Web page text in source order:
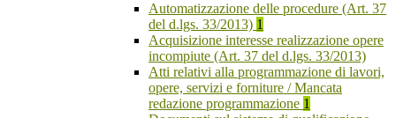
Automatizzazione delle procedure (Art. 37
del d.lgs. 33/2013) 1
Acquisizione interesse realizzazione opere
incompiute (Art. 37 del d.lgs. 33/2013)
Atti relativi alla programmazione di lavori,
opere, servizi e forniture / Mancata
redazione programmazione 1